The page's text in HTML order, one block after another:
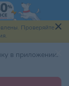
Проверяйте
в приложении.